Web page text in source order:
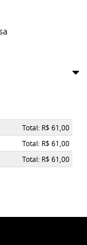
Total: R$ 61,00
Total: R$ 61,00
Total: R$ 61,00